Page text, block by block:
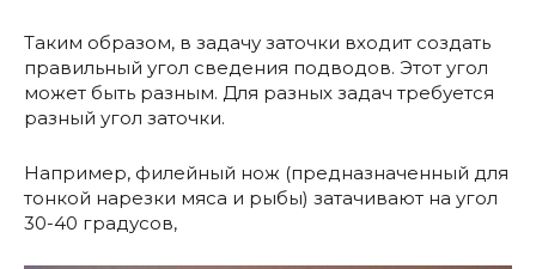
Таким образом, в задачу заточки входит создать
правильный угол сведения подводов. Этот угол
может быть разным. Для разных задач требуется
разный угол заточки.
Например, филейный нож (предназначенный для
тонкой нарезки мяса и рыбы) затачивают на угол
30-40 градусов,